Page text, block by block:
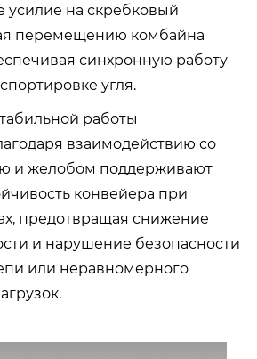
усилие на скребковый
перемещению комбайна
синхронную работу
угля.
работы
взаимодействию со
и желобом поддерживают
конвейера при
предотвращая снижение
и нарушение безопасности
или неравномерного